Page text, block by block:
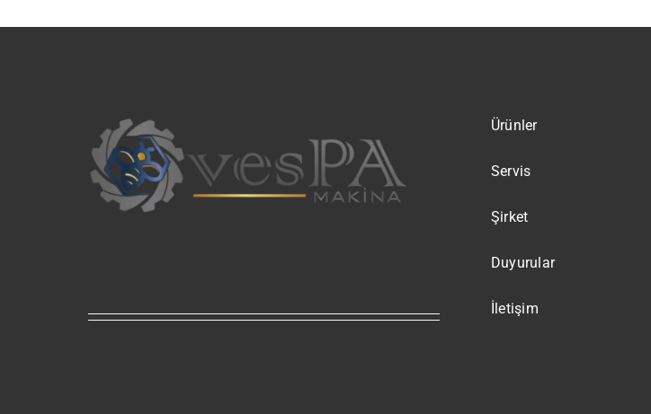
Ürünler
Servis
Şirket
Duyurular
İletişim